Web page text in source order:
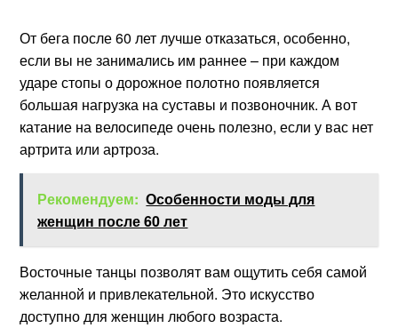
От бега после 60 лет лучше отказаться, особенно,
если вы не занимались им раннее – при каждом
ударе стопы о дорожное полотно появляется
большая нагрузка на суставы и позвоночник. А вот
катание на велосипеде очень полезно, если у вас нет
артрита или артроза.
Рекомендуем: Особенности моды для
женщин после 60 лет
Восточные танцы позволят вам ощутить себя самой
желанной и привлекательной. Это искусство
доступно для женщин любого возраста.